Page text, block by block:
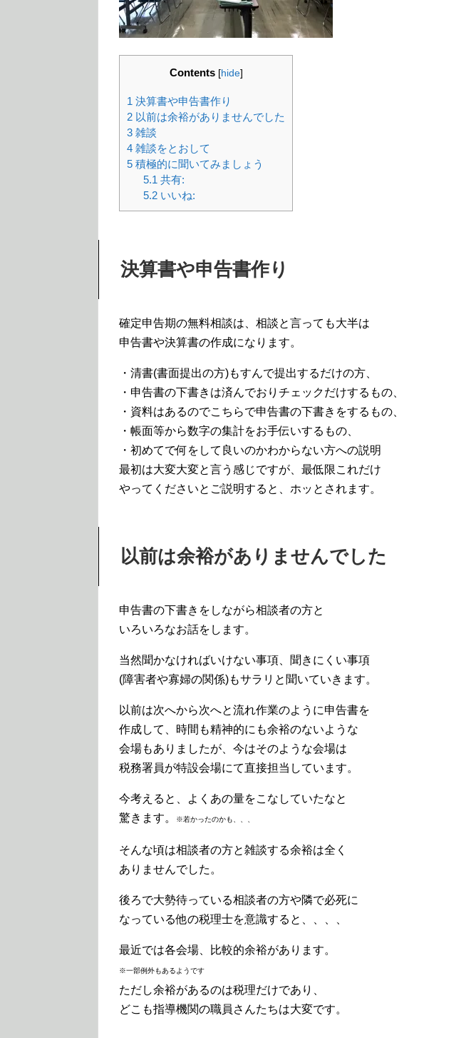
Contents [hide]
1 決算書や申告書作り
2 以前は余裕がありませんでした
3 雑談
4 雑談をとおして
5 積極的に聞いてみましょう
5.1 共有:
5.2いいね:
決算書や申告書作り
確定申告期の無料相談は、相談と言っても大半は
申告書や決算書の作成になります。
・清書(書面提出の方)もすんで提出するだけの方、
・申告書の下書きは済んでおりチェックだけするもの、
・資料はあるのでこちらで申告書の下書きをするもの、
・帳面等から数字の集計をお手伝いするもの、
・初めてで何をして良いのかわからない方への説明
最初は大変大変と言う感じですが、最低限これだけ
やってくださいとご説明すると、ホッとされます。
以前は余裕がありませんでした
申告書の下書きをしながら相談者の方と
いろいろなお話をします。
当然聞かなければいけない事項、聞きにくい事項
(障害者や寡婦の関係)もサラリと聞いていきます。
以前は次へから次へと流れ作業のように申告書を
作成して、時間も精神的にも余裕のないような
会場もありましたが、今はそのような会場は
税務署員が特設会場にて直接担当しています。
今考えると、よくあの量をこなしていたなと
驚きます。
※若かったのかも、、、
そんな頃は相談者の方と雑談する余裕は全く
ありませんでした。
後ろで大勢待っている相談者の方や隣で必死に
なっている他の税理士を意識すると、、、、
最近では各会場、比較的余裕があります。
※一部例外もあるようです
ただし余裕があるのは税理だけであり、
どこも指導機関の職員さんたちは大変です。